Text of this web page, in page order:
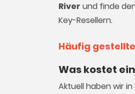
River und finde
Key-Resellern.
Häufig
Was kostet
Aktuell haben wir